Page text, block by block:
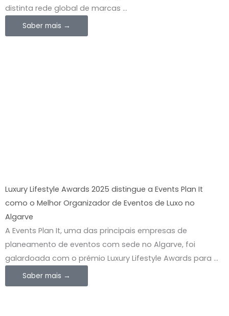
distinta rede global de marcas ...
Saber mais →
Luxury Lifestyle Awards 2025 distingue a Events Plan It
como o Melhor Organizador de Eventos de Luxo no
Algarve
A Events Plan It, uma das principais empresas de
planeamento de eventos com sede no Algarve, foi
galardoada com o prémio Luxury Lifestyle Awards para ...
Saber mais →